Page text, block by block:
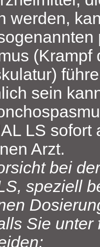
werden,
(Krampf
sein
LS sofort
Arzt.
bei
speziell
Sie unter